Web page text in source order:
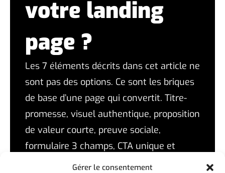
Gérer le consentement
votre landing
page ?
Les 7 éléments décrits dans cet article ne
sont pas des options. Ce sont les briques
de base d’une page qui convertit. Titre-
promesse, visuel authentique, proposition
de valeur courte, preuve sociale,
formulaire 3 champs, CTA unique et
cohérence avec la source de trafic :